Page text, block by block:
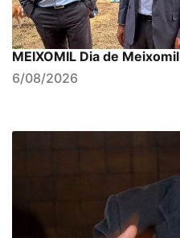
MEIXOMIL Dia de Meixomil
6/08/2026